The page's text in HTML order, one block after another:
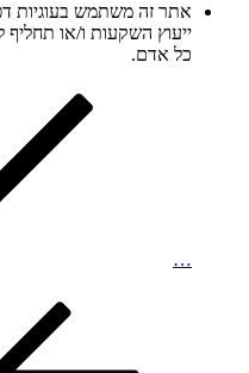
אתר זה משתמש בעוגיות
ייעוץ השקעות ו/או
כל אדם.
…